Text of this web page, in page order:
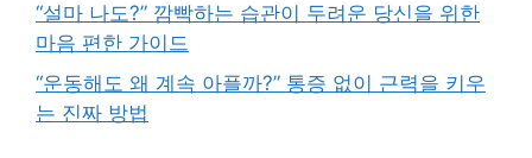
“설마 나도?” 깜빡하는 습관이 두려운 당신을 위한
마음 편한 가이드
“운동해도 왜 계속 아플까?” 통증 없이 근력을 키우
는 진짜 방법